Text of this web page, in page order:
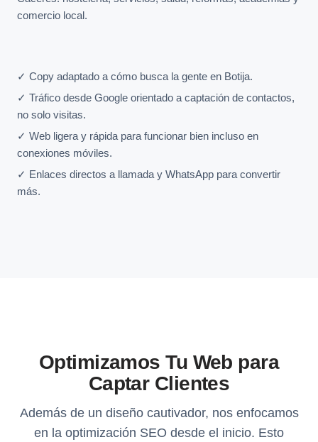
comercio local.
✓ Copy adaptado a cómo busca la gente en Botija.
✓ Tráfico desde Google orientado a captación de contactos,
no solo visitas.
✓ Web ligera y rápida para funcionar bien incluso en
conexiones móviles.
✓ Enlaces directos a llamada y WhatsApp para convertir
más.
Optimizamos Tu Web para
Captar Clientes
Además de un diseño cautivador, nos enfocamos
en la optimización SEO desde el inicio. Esto